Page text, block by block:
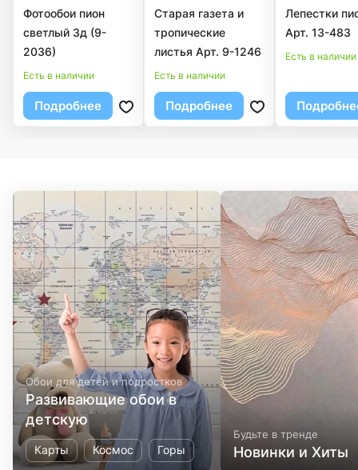
Фотообои пион
светлый 3д (9-
2036)
Есть в наличии
Подробнее
Старая газета и
тропические
листья Арт. 9-1246
Есть в наличии
Подробнее
Лепестки
Арт. 13-483
Есть в наличии
Обои для детей и подростков
Развивающие обои в
детскую
Карты Космос Горы
Будьте в тренде
Новинки и Хиты